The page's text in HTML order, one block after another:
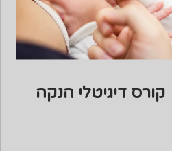
קורס דיגיטלי הנקה